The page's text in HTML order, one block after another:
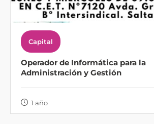
Capital
Operador de Informática para la
Administración y Gestión
1 año